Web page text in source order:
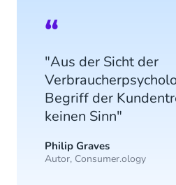
"Aus der Sicht der
Begriff der
keinen Sinn"
Philip Graves
Autor, Consumer.ology